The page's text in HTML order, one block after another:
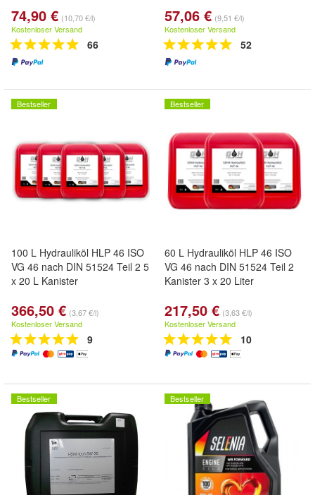
74,90 € (10,70 €/l)
Kostenloser Versand
66
57,06 € (9,51 €/l)
Kostenloser Versand
52
Bestseller
100 L Hydrauliköl HLP 46 ISO
VG 46 nach DIN 51524 Teil 2 5
x 20 L Kanister
366,50 € (3,67 €/l)
Kostenloser Versand
9
Bestseller
60 L Hydrauliköl HLP 46 ISO
VG 46 nach DIN 51524 Teil 2
Kanister 3 x 20 Liter
217,50 € (3,63 €/l)
Kostenloser Versand
10
Bestseller Bestseller